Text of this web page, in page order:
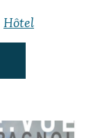
Hôtel